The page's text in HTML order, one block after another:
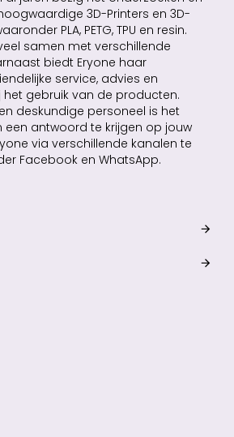
3D-Printers en 3D-
PLA, PETG, TPU en resin.
samen met verschillende
biedt Eryone haar
service, advies en
gebruik van de producten.
deskundige personeel is het
een antwoord te krijgen op jouw
via verschillende kanalen te
Facebook en WhatsApp.